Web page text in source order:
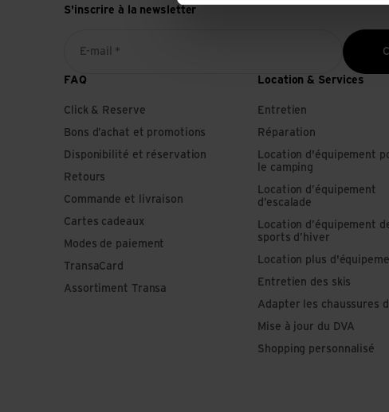
S'inscrire à la newsletter
E-mail *
FAQ
Click & Reserve
Bons d’achat et promotions
Disponibilité et réservation
Retours
Commande et livraison
Cartes cadeaux
Modes de paiement
TransaCard
Assortiment Transa
Location & Services
Entretien
Réparation
Location d'équipement
le camping
Location d’équipement
d’escalade
Location d’équipement
sports d’hiver
Location plus
Entretien des skis
Adapter les chaussures
Mise à jour du DVA
Shopping personnalisé